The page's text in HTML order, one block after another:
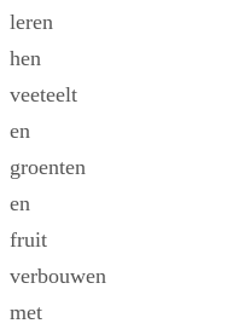
leren
hen
veeteelt
en
groenten
en
fruit
verbouwen
met